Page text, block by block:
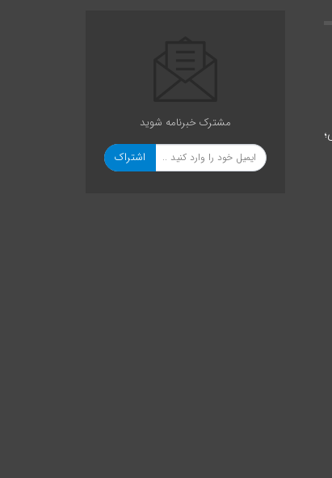
مشترک خبرنامه شوید
اشتراک